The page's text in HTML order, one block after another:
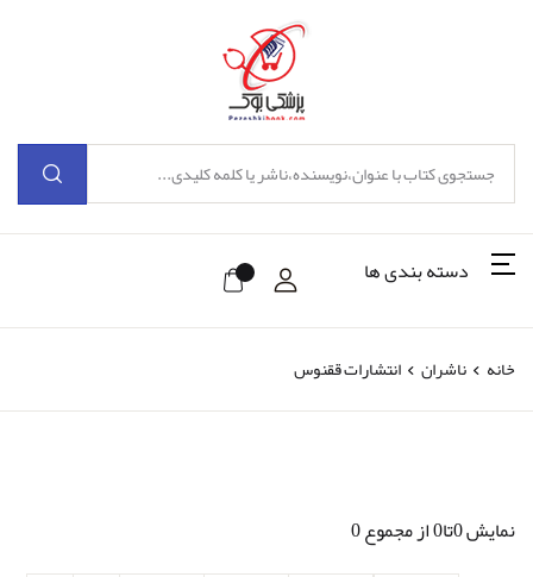
دسته بندی ها
خانه ناشران انتشارات ققنوس
نمایش 0تا0 از مجموع 0